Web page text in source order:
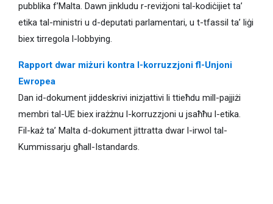
pubblika f’Malta. Dawn jinkludu r-reviżjoni tal-kodiċijiet ta’
etika tal-ministri u d-deputati parlamentari, u t-tfassil ta’ liġi
biex tirregola l-lobbying.
Rapport dwar miżuri kontra l-korruzzjoni fl-Unjoni
Ewropea
Dan id-dokument jiddeskrivi inizjattivi li ttieħdu mill-pajjiżi
membri tal-UE biex irażżnu l-korruzzjoni u jsaħħu l-etika.
Fil-każ ta’ Malta d-dokument jittratta dwar l-irwol tal-
Kummissarju għall-Istandards.